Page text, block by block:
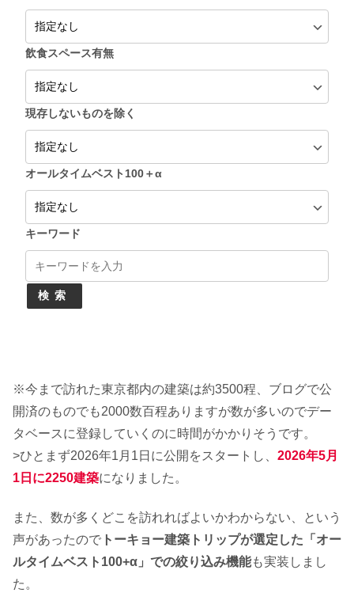
飲食スペース有無
現存しないものを除く
オールタイムベスト100＋α
キーワード
検索
※今まで訪れた東京都内の建築は約3500程、ブログで公
開済のものでも2000数百程ありますが数が多いのでデー
タベースに登録していくのに時間がかかりそうです。
>ひとまず2026年1月1日に公開をスタートし、 2026年5月
1日に2250建築になりました。
また、数が多くどこを訪れればよいかわからない、という
声があったので トーキョー建築トリップが選定した「オー
ルタイムベスト100+α」での絞り込み機能も実装しまし
た。